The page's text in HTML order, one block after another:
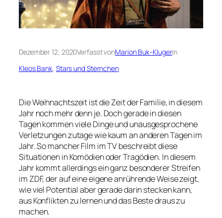
Dezember 12, 2020Verfasst vonMarion Buk-Klugerin
Kleos Bank, Stars und Sternchen
Die Weihnachtszeit ist die Zeit der Familie, in diesem
Jahr noch mehr denn je. Doch gerade in diesen
Tagen kommen viele Dinge und unausgesprochene
Verletzungen zutage wie kaum an anderen Tagen im
Jahr. So mancher Film im TV beschreibt diese
Situationen in Komödien oder Tragödien. In diesem
Jahr kommt allerdings ein ganz besonderer Streifen
im ZDF, der auf eine eigene anrührende Weise zeigt,
wie viel Potential aber gerade darin stecken kann,
aus Konflikten zu lernen und das Beste draus zu
machen.